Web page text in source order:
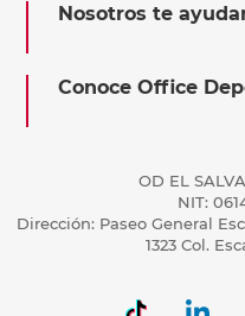
Nosotros te
Conoce Office
OD EL
NIT:
Dirección: Paseo General
1323 Col.